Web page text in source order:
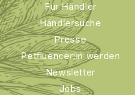
Für Händler
Händlersuche
Presse
Petfluencer:in werden
Newsletter
Jobs